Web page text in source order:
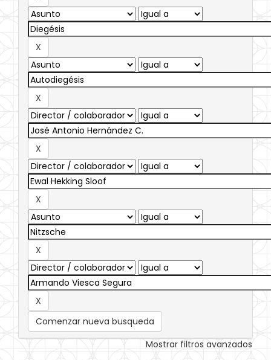
Comenzar nueva busqueda
Mostrar filtros avanzados